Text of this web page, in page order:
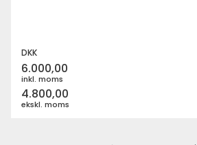
6.000,00
DKK
inkl. moms
4.800,00
ekskl. moms